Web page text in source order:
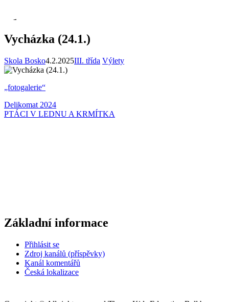
Vycházka (24.1.)
Skola Bosko4.2.2025III. třída Výlety
„fotogalerie“
Navigace
pro
Delikomat 2024
PTÁCI V LEDNU A KRMÍTKA
Základní informace
Přihlásit se
Zdroj kanálů (příspěvky)
Kanál komentářů
Česká lokalizace